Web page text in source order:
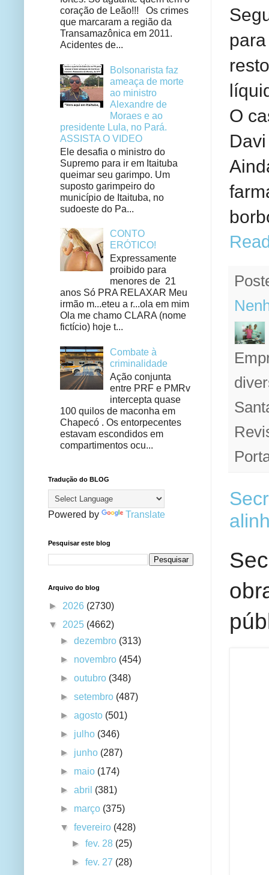
O
coração de Leão!!! Os crimes
que marcaram a região da
Transamazônica em 2011.
Acidentes de...
Bolsonarista faz
ameaça de morte
ao ministro
Alexandre de
Moraes e ao
presidente Lula, no Pará.
ASSISTA O VIDEO
Ele desafia o ministro do
Supremo para ir em Itaituba
queimar seu garimpo. Um
suposto garimpeiro do
município de Itaituba, no
sudoeste do Pa...
CONTO
ERÓTICO!
Expressamente
proibido para
menores de 21
anos Só PRA RELAXAR Meu
irmão m...eteu a r...ola em mim
Ola me chamo CLARA (nome
fictício) hoje t...
Combate à
criminalidade
Ação conjunta
entre PRF e PMRv
intercepta quase
100 quilos de maconha em
Chapecó . Os entorpecentes
estavam escondidos em
compartimentos ocu...
Tradução do BLOG
Powered by Translate
Pesquisar este blog
Arquivo do blog
► 2026 (2730)
▼ 2025 (4662)
►dezembro (313)
► novembro (454)
►outubro (348)
►setembro (487)
►agosto (501)
► julho (346)
► junho (287)
► maio (174)
►abril (381)
► março (375)
▼fevereiro (428)
►fev. 28 (25)
►fev. 27 (28)